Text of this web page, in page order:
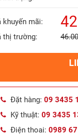
khuyến mãi:
thị trường:
Đặt hàng: 09 3435
Kỹ thuật: 09 3435
Điện thoai: 0989